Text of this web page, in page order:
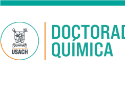
Pasar al contenido principal